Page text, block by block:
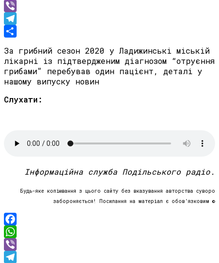
WhatsApp
Viber
Telegram
За грибний сезон 2020 у Ладижинські міській
лікарні із підтвердженим діагнозом “отруєння
грибами” перебував один пацієнт, деталі у
нашому випуску новин
Слухати:
Інформаційна служба Подільського радіо.
Будь-яке копіювання з цього сайту без вказування авторства суворо
забороняється! Посилання на матеріал є обов’язковим ©
Facebook
WhatsApp
Viber